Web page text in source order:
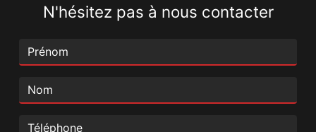
N'hésitez pas à nous contacter